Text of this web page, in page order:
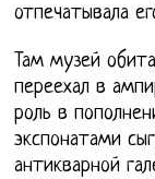
отпечатывала
Там музей
переехал в
роль в
экспонатами
антикварной